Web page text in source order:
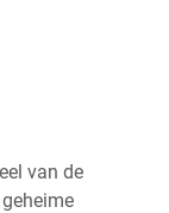
van de